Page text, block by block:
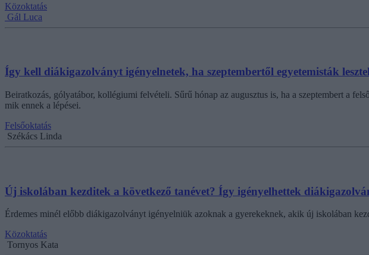
Közoktatás
Gál Luca
Így kell diákigazolványt igényelnetek, ha szeptembertől egyetemisták
Beiratkozás, gólyatábor, kollégiumi felvételi. Sűrű hónap az augusztus is, ha a szeptembert a
mik ennek a lépései.
Felsőoktatás
Székács Linda
Új iskolában kezditek a következő tanévet? Így igényelhettek
Érdemes minél előbb diákigazolványt igényelniük azoknak a gyerekeknek, akik új iskolában
Közoktatás
Tornyos Kata